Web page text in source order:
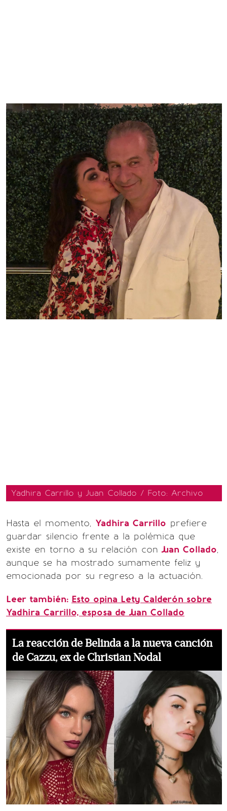
Yadhira Carrillo y Juan Collado / Foto: Archivo
Hasta el momento, Yadhira Carrillo prefiere
guardar silencio frente a la polémica que
existe en torno a su relación con Juan Collado,
aunque se ha mostrado sumamente feliz y
emocionada por su regreso a la actuación.
Leer también: Esto opina Lety Calderón sobre
Yadhira Carrillo, esposa de Juan Collado
La reacción de Belinda a la nueva canción
de Cazzu, ex de Christian Nodal